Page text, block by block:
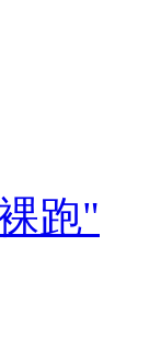
跑"